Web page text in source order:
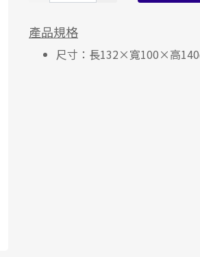
產品規格
尺寸：長132×寬100×高